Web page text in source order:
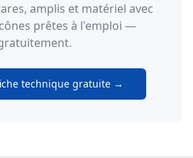
amplis et matériel avec
prêtes à l'emploi —
technique gratuite →